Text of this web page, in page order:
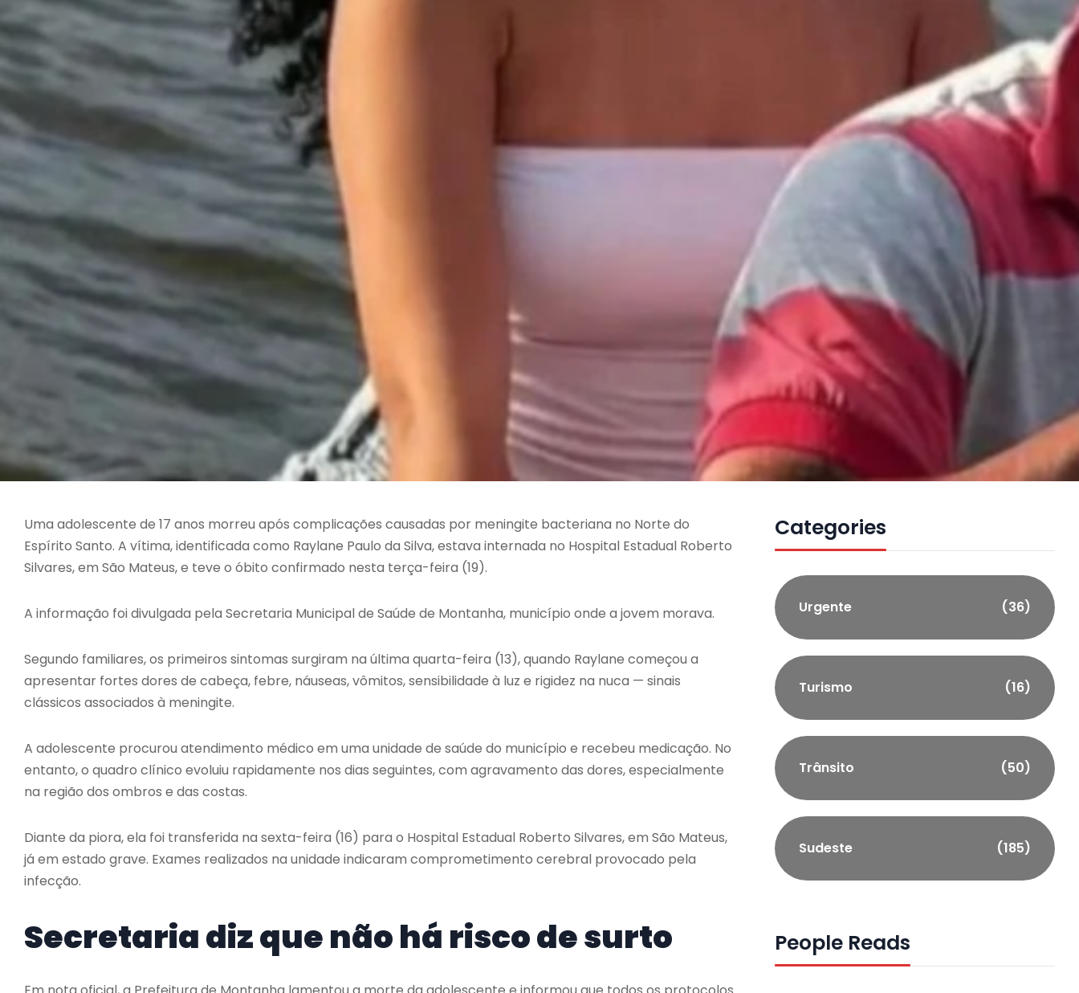
Uma adolescente de 17 anos morreu após complicações causadas por meningite bacteriana no Norte do
Espírito Santo. A vítima, identificada como Raylane Paulo da Silva, estava internada no Hospital Estadual Roberto
Silvares, em São Mateus, e teve o óbito confirmado nesta terça-feira (19).
A informação foi divulgada pela Secretaria Municipal de Saúde de Montanha, município onde a jovem morava.
Segundo familiares, os primeiros sintomas surgiram na última quarta-feira (13), quando Raylane começou a
apresentar fortes dores de cabeça, febre, náuseas, vômitos, sensibilidade à luz e rigidez na nuca — sinais
clássicos associados à meningite.
A adolescente procurou atendimento médico em uma unidade de saúde do município e recebeu medicação. No
entanto, o quadro clínico evoluiu rapidamente nos dias seguintes, com agravamento das dores, especialmente
na região dos ombros e das costas.
Diante da piora, ela foi transferida na sexta-feira (16) para o Hospital Estadual Roberto Silvares, em São Mateus,
já em estado grave. Exames realizados na unidade indicaram comprometimento cerebral provocado pela
infecção.
Secretaria diz que não há risco de surto
Categories
Urgente (36)
Turismo (16)
Trânsito (50)
Sudeste (185)
People Reads